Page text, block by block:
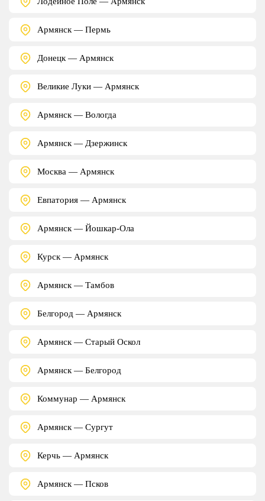
Армянск — Пермь
Донецк — Армянск
Великие Луки — Армянск
Армянск — Вологда
Армянск — Дзержинск
Москва — Армянск
Евпатория — Армянск
Армянск — Йошкар-Ола
Курск — Армянск
Армянск — Тамбов
Белгород — Армянск
Армянск — Старый Оскол
Армянск — Белгород
Коммунар — Армянск
Армянск — Сургут
Керчь — Армянск
Армянск — Псков